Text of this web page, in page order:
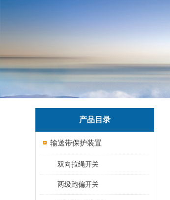
产品目录
输送带保护装置
双向拉绳开关
两级跑偏开关